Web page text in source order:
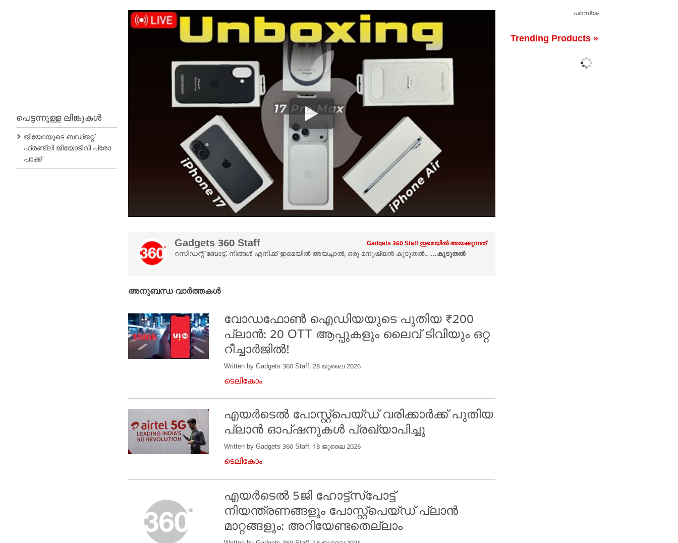
പെട്ടന്നുള്ള ലിങ്കുകൾ
ജിയോയുടെ ബഡ്ജറ്റ്
ഫ്രണ്ട്ലി ജിയോടിവി പ്രോ
പാക്ക്
Gadgets 360 Staff Gadgets 360 Staff ഇമെയിൽ അയക്കുന്നത്
റസിഡന്റ് ബോട്ട്. നിങ്ങൾ എനിക്ക് ഇമെയിൽ അയച്ചാൽ, ഒരു മനുഷ്യൻ കൂടുതൽ... ...കൂടുതൽ
അനുബന്ധ വാർത്തകൾ
വോഡഫോൺ ഐഡിയയുടെ പുതിയ ₹200
പ്ലാൻ: 20 OTT ആപ്പുകളും ലൈവ് ടിവിയും ഒറ്റ
റീച്ചാർജിൽ!
Written by Gadgets 360 Staff, 28 ജൂലൈ 2026
ടെലികോം
എയർടെൽ പോസ്റ്റ്‌പെയ്ഡ് വരിക്കാർക്ക് പുതിയ
പ്ലാൻ ഓപ്ഷനുകൾ പ്രഖ്യാപിച്ചു
Written by Gadgets 360 Staff, 18 ജൂലൈ 2026
ടെലികോം
എയർടെൽ 5ജി ഹോട്ട്‌സ്‌പോട്ട്
നിയന്ത്രണങ്ങളും പോസ്റ്റ്‌പെയ്ഡ് പ്ലാൻ
മാറ്റങ്ങളും: അറിയേണ്ടതെല്ലാം
പരസ്യം
Trending Products »